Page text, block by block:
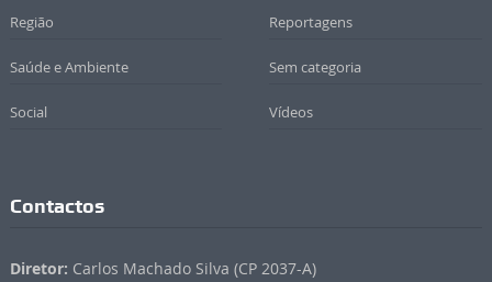
Região Reportagens
Saúde e Ambiente Sem categoria
Social Vídeos
Contactos
Diretor: Carlos Machado Silva (CP 2037-A)